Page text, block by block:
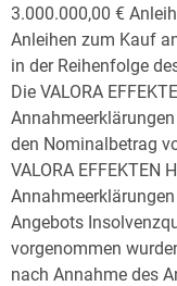
3.000.000,00 €
Anleihen zum Kauf
in der Reihenfolge
Die VALORA
den Nominalbetrag
VALORA EFFEKTEN
Angebots
vorgenommen
nach Annahme des